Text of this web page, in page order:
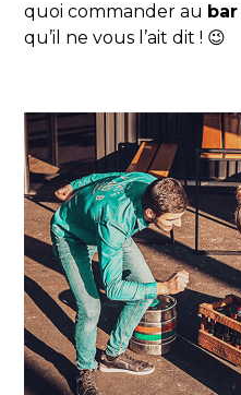
quoi commander au bar
qu’il ne vous l’ait dit ! 😉